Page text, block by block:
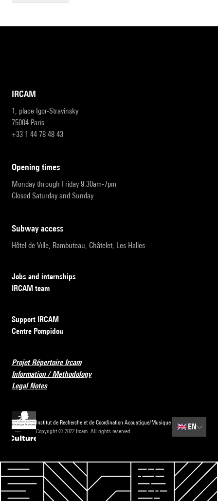
IRCAM
1, place Igor-Stravinsky
75004 Paris
+33 1 44 78 48 43
opening times
Monday through Friday 9:30am-7pm
Closed Saturday and Sunday
subway access
Hôtel de Ville, Rambuteau, Châtelet, Les Halles
Jobs and internships
IRCAM team
Support IRCAM
Centre Pompidou
Projet Répertoire Ircam
Information / Methodology
Legal Notes
Institut de Recherche et de Coordination Acoustique/Musique
Copyright © 2022 Ircam. All rights reserved.
🇬🇧 EN